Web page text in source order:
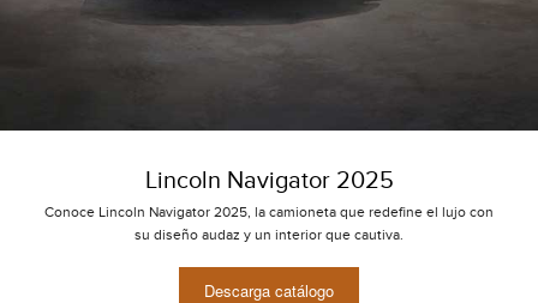
Lincoln Navigator 2025
Conoce Lincoln Navigator 2025, la camioneta que redefine el lujo con
su diseño audaz y un interior que cautiva.
Descarga catálogo